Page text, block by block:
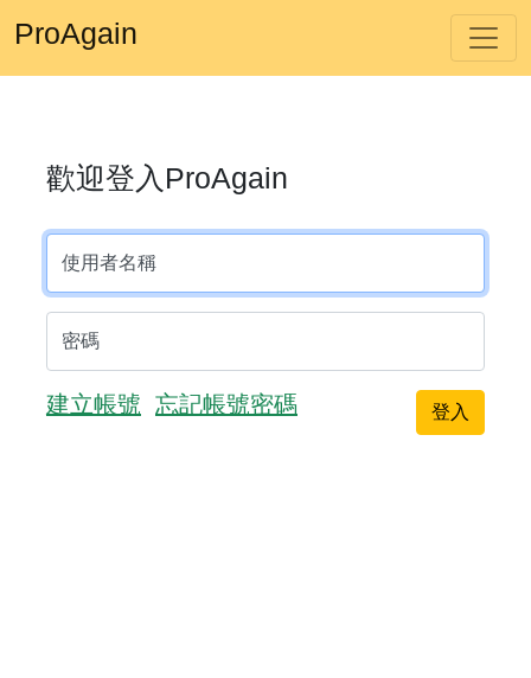
ProAgain
歡迎登入ProAgain
使用者名稱
密碼
建立帳號 忘記帳號密碼